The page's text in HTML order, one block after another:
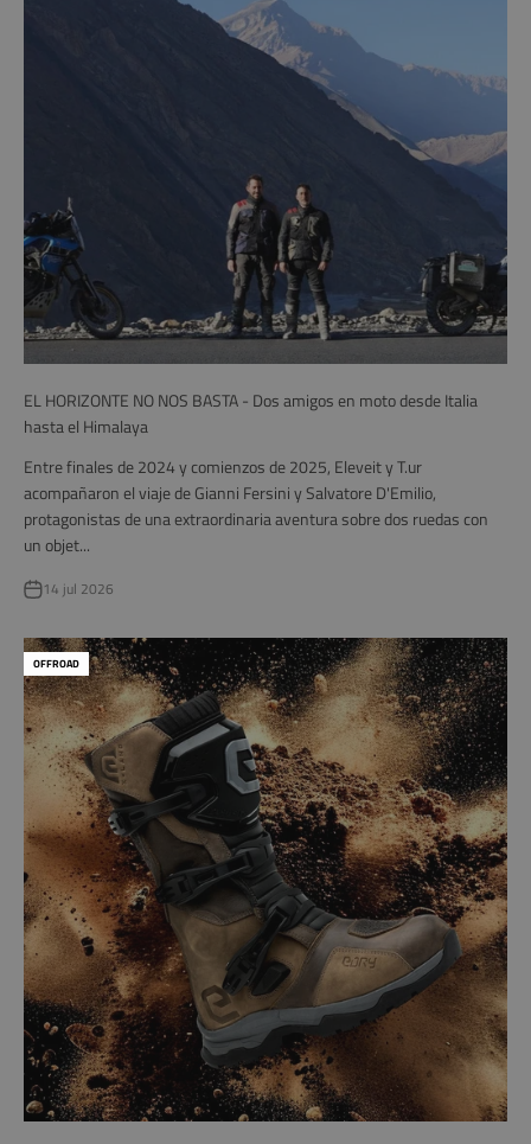
EL HORIZONTE NO NOS BASTA - Dos amigos en moto desde Italia
hasta el Himalaya
Entre finales de 2024 y comienzos de 2025, Eleveit y T.ur
acompañaron el viaje de Gianni Fersini y Salvatore D'Emilio,
protagonistas de una extraordinaria aventura sobre dos ruedas con
un objet...
14 jul 2026
OFFROAD